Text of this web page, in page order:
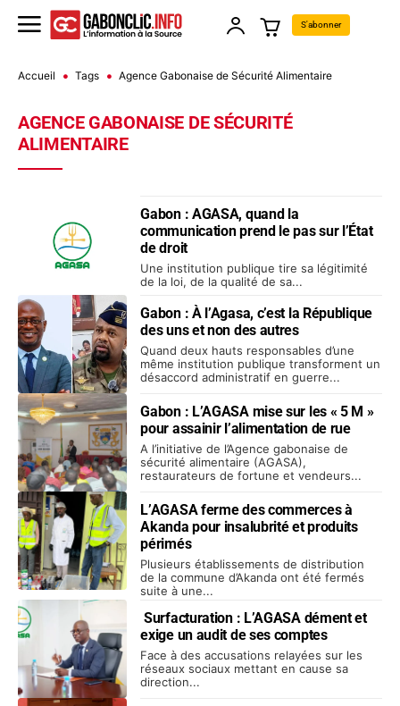
S'abonner
Accueil Tags Agence Gabonaise de Sécurité Alimentaire
AGENCE GABONAISE DE SÉCURITÉ
ALIMENTAIRE
Gabon : AGASA, quand la
communication prend le pas sur l’État
de droit
Une institution publique tire sa légitimité
de la loi, de la qualité de sa...
Gabon : À l’Agasa, c’est la République
des uns et non des autres
Quand deux hauts responsables d’une
même institution publique transforment un
désaccord administratif en guerre...
Gabon : L’AGASA mise sur les « 5 M »
pour assainir l’alimentation de rue
A l’initiative de l’Agence gabonaise de
sécurité alimentaire (AGASA),
restaurateurs de fortune et vendeurs...
L’AGASA ferme des commerces à
Akanda pour insalubrité et produits
périmés
Plusieurs établissements de distribution
de la commune d’Akanda ont été fermés
suite à une...
Surfacturation : L’AGASA dément et
exige un audit de ses comptes
Face à des accusations relayées sur les
réseaux sociaux mettant en cause sa
direction...